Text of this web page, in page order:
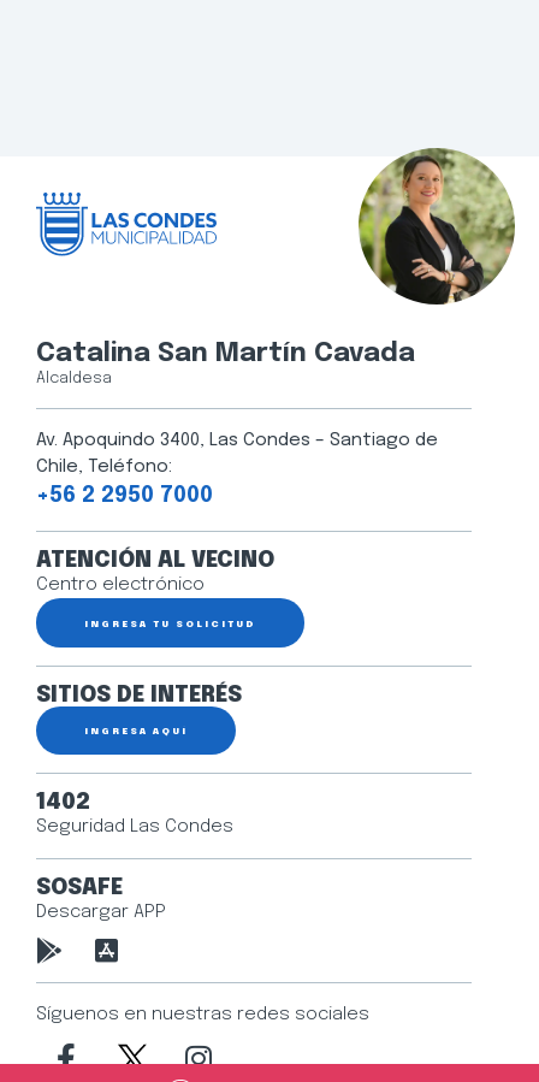
Catalina San Martín Cavada
Alcaldesa
Av. Apoquindo 3400, Las Condes – Santiago de
Chile, Teléfono:
+56 2 2950 7000
ATENCIÓN AL VECINO
Centro electrónico
INGRESA TU SOLICITUD
SITIOS DE INTERÉS
INGRESA AQUÍ
1402
Seguridad Las Condes
SOSAFE
Descargar APP
Síguenos en nuestras redes sociales